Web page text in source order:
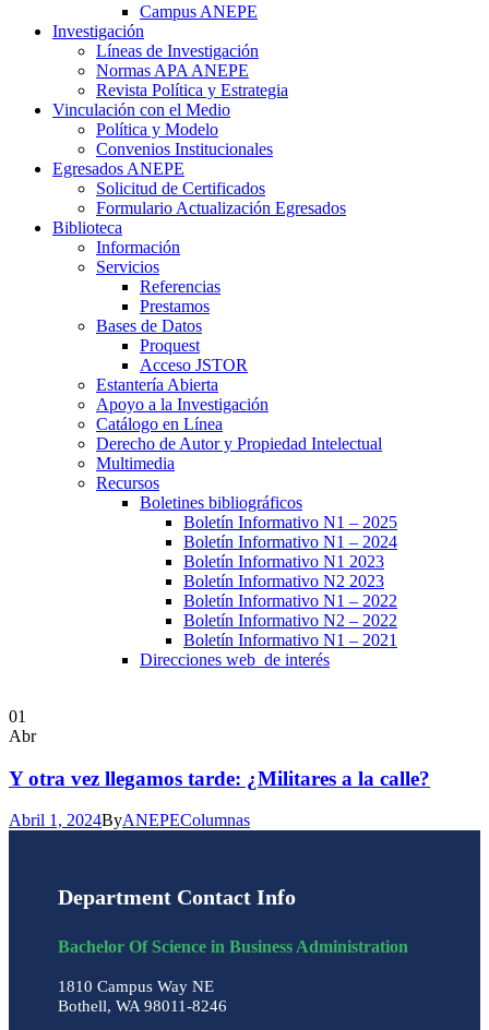
Campus ANEPE
Investigación
Líneas de Investigación
Normas APA ANEPE
Revista Política y Estrategia
Vinculación con el Medio
Política y Modelo
Convenios Institucionales
Egresados ANEPE
Solicitud de Certificados
Formulario Actualización Egresados
Biblioteca
Información
Servicios
Referencias
Prestamos
Bases de Datos
Proquest
Acceso JSTOR
Estantería Abierta
Apoyo a la Investigación
Catálogo en Línea
Derecho de Autor y Propiedad Intelectual
Multimedia
Recursos
Boletines bibliográficos
Boletín Informativo N1 – 2025
Boletín Informativo N1 – 2024
Boletín Informativo N1 2023
Boletín Informativo N2 2023
Boletín Informativo N1 – 2022
Boletín Informativo N2 – 2022
Boletín Informativo N1 – 2021
Direcciones web de interés
01
Abr
Y otra vez llegamos tarde: ¿Militares a la calle?
Abril 1, 2024ByANEPEColumnas
Department Contact Info
Bachelor Of Science in Business Administration
1810 Campus Way NE
Bothell, WA 98011-8246